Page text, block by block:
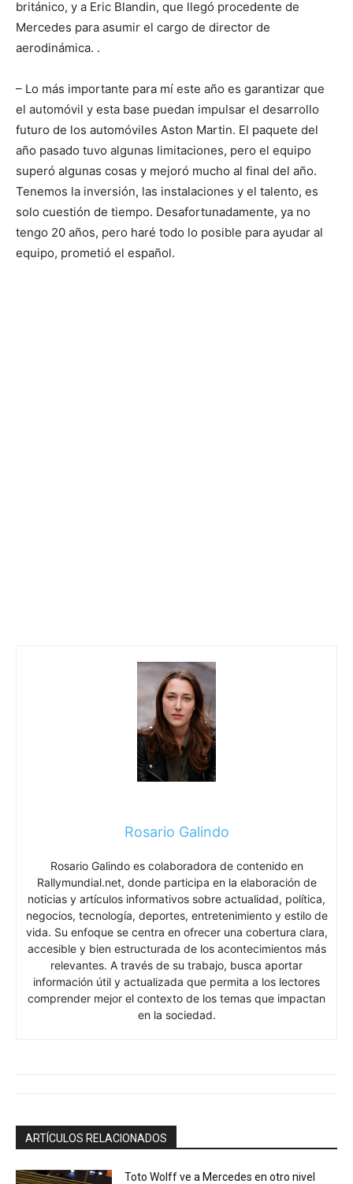
británico, y a Eric Blandin, que llegó procedente de
Mercedes para asumir el cargo de director de
aerodinámica. .
– Lo más importante para mí este año es garantizar que
el automóvil y esta base puedan impulsar el desarrollo
futuro de los automóviles Aston Martin. El paquete del
año pasado tuvo algunas limitaciones, pero el equipo
superó algunas cosas y mejoró mucho al final del año.
Tenemos la inversión, las instalaciones y el talento, es
solo cuestión de tiempo. Desafortunadamente, ya no
tengo 20 años, pero haré todo lo posible para ayudar al
equipo, prometió el español.
Rosario Galindo
Rosario Galindo es colaboradora de contenido en
Rallymundial.net, donde participa en la elaboración de
noticias y artículos informativos sobre actualidad, política,
negocios, tecnología, deportes, entretenimiento y estilo de
vida. Su enfoque se centra en ofrecer una cobertura clara,
accesible y bien estructurada de los acontecimientos más
relevantes. A través de su trabajo, busca aportar
información útil y actualizada que permita a los lectores
comprender mejor el contexto de los temas que impactan
en la sociedad.
ARTÍCULOS RELACIONADOS
Toto Wolff ve a Mercedes en otro nivel